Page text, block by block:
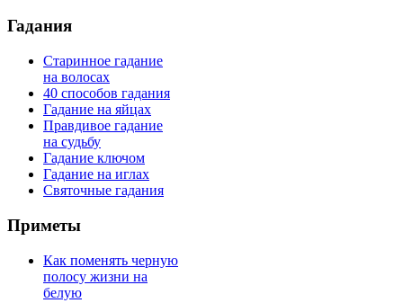
Гадания
Старинное гадание
на волосах
40 способов гадания
Гадание на яйцах
Правдивое гадание
на судьбу
Гадание ключом
Гадание на иглах
Святочные гадания
Приметы
Как поменять черную
полосу жизни на
белую